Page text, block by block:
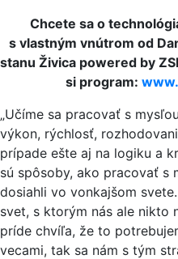
Chcete sa o
s vlastným vnútrom od
stanu Živica powered by
si program:
„Učíme sa pracovať s
výkon, rýchlosť,
prípade ešte aj na logiku a
sú spôsoby, ako pracovať s
dosiahli vo vonkajšom
svet, s ktorým nás ale nikto
príde chvíľa, že to
vecami, tak sa nám s tým